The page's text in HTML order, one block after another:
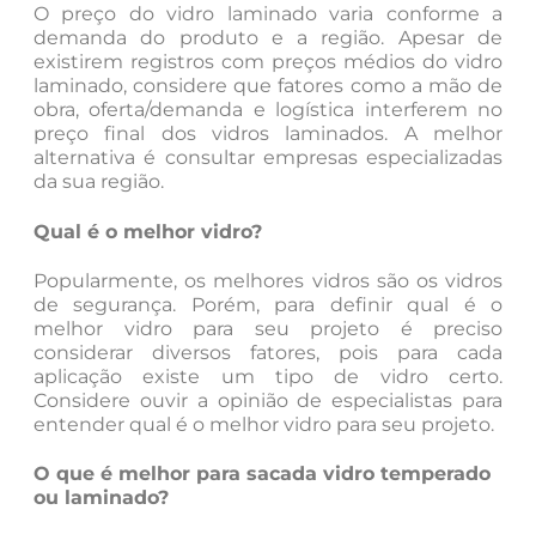
O preço do vidro laminado varia conforme a
demanda do produto e a região. Apesar de
existirem registros com preços médios do vidro
laminado, considere que fatores como a mão de
obra, oferta/demanda e logística interferem no
preço final dos vidros laminados. A melhor
alternativa é consultar empresas especializadas
da sua região.
Qual é o melhor vidro?
Popularmente, os melhores vidros são os vidros
de segurança. Porém, para definir qual é o
melhor vidro para seu projeto é preciso
considerar diversos fatores, pois para cada
aplicação existe um tipo de vidro certo.
Considere ouvir a opinião de especialistas para
entender qual é o melhor vidro para seu projeto.
O que é melhor para sacada vidro temperado
ou laminado?